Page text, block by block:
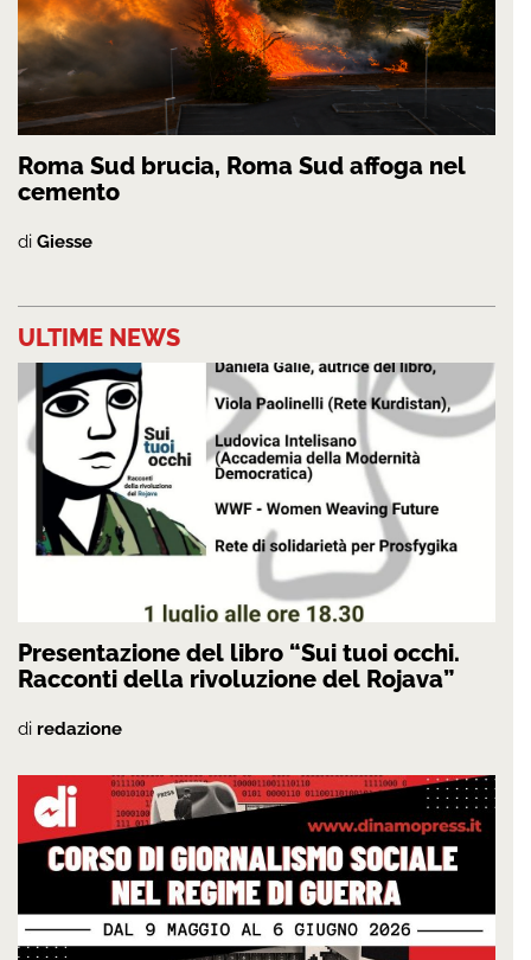
Roma Sud brucia, Roma Sud affoga nel
cemento
di Giesse
ULTIME NEWS
Presentazione del libro “Sui tuoi occhi.
Racconti della rivoluzione del Rojava”
di redazione